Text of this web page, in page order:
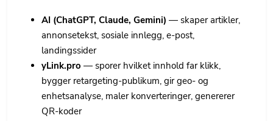
AI (ChatGPT, Claude, Gemini) — skaper artikler,
annonsetekst, sosiale innlegg, e-post,
landingssider
yLink.pro — sporer hvilket innhold far klikk,
bygger retargeting-publikum, gir geo- og
enhetsanalyse, maler konverteringer, genererer
QR-koder